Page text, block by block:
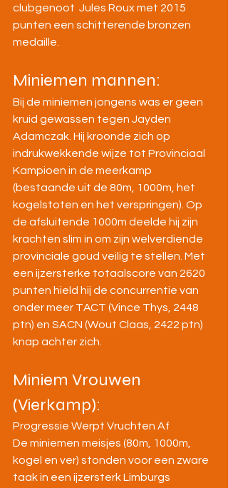
clubgenoot  Jules Roux met 2015
punten een schitterende bronzen
medaille.
Miniemen mannen:
Bij de miniemen jongens was er geen
kruid gewassen tegen Jayden
Adamczak. Hij kroonde zich op
indrukwekkende wijze tot Provinciaal
Kampioen in de meerkamp
(bestaande uit de 80m, 1000m, het
kogelstoten en het verspringen). Op
de afsluitende 1000m deelde hij zijn
krachten slim in om zijn welverdiende
provinciale goud veilig te stellen. Met
een ijzersterke totaalscore van 2620
punten hield hij de concurrentie van
onder meer TACT (Vince Thys, 2448
ptn) en SACN (Wout Claas, 2422 ptn)
knap achter zich.
Miniem Vrouwen
(Vierkamp):
Progressie Werpt Vruchten Af
De miniemen meisjes (80m, 1000m,
kogel en ver) stonden voor een zware
taak in een ijzersterk Limburgs